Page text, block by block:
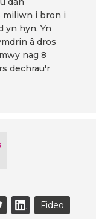
miliwn i bron i
yn hyn. Yn
â dros
nag 8
dechrau'r
Fideo